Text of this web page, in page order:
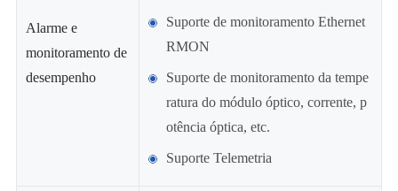
Alarme e
monitoramento de
desempenho
Suporte de monitoramento Ethernet
RMON
Suporte de monitoramento da tempe
ratura do módulo óptico, corrente, p
otência óptica, etc.
Suporte Telemetria